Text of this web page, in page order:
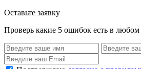
Оставьте заявку
Проверь какие 5 ошибок есть в